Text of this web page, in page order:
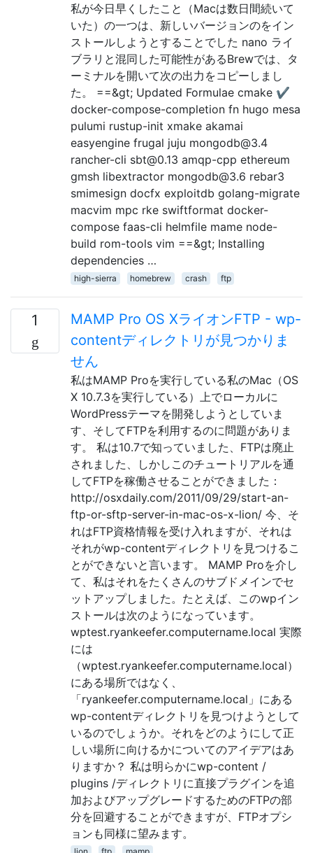
私が今日早くしたこと（Macは数日間続いて
いた）の一つは、新しいバージョンのをイン
ストールしようとすることでした nano ライ
ブラリと混同した可能性があるBrewでは、タ
ーミナルを開いて次の出力をコピーしまし
た。 ==&gt; Updated Formulae cmake ✔
docker-compose-completion fn hugo mesa
pulumi rustup-init xmake akamai
easyengine frugal juju mongodb@3.4
rancher-cli sbt@0.13 amqp-cpp ethereum
gmsh libextractor mongodb@3.6 rebar3
smimesign docfx exploitdb golang-migrate
macvim mpc rke swiftformat docker-
compose faas-cli helmfile mame node-
build rom-tools vim ==&gt; Installing
dependencies …
high-sierra homebrew crash ftp
1
MAMP Pro OS XライオンFTP - wp-
contentディレクトリが見つかりま
せん
私はMAMP Proを実行している私のMac（OS
X 10.7.3を実行している）上でローカルに
WordPressテーマを開発しようとしていま
す、そしてFTPを利用するのに問題がありま
す。 私は10.7で知っていました、FTPは廃止
されました、しかしこのチュートリアルを通
してFTPを稼働させることができました：
http://osxdaily.com/2011/09/29/start-an-
ftp-or-sftp-server-in-mac-os-x-lion/ 今、そ
れはFTP資格情報を受け入れますが、それは
それがwp-contentディレクトリを見つけるこ
とができないと言います。 MAMP Proを介し
て、私はそれをたくさんのサブドメインでセ
ットアップしました。たとえば、このwpイン
ストールは次のようになっています。
wptest.ryankeefer.computername.local 実際
には
（wptest.ryankeefer.computername.local）
にある場所ではなく、
「ryankeefer.computername.local」にある
wp-contentディレクトリを見つけようとして
いるのでしょうか。それをどのようにして正
しい場所に向けるかについてのアイデアはあ
りますか？ 私は明らかにwp-content /
plugins /ディレクトリに直接プラグインを追
加およびアップグレードするためのFTPの部
分を回避することができますが、FTPオプシ
ョンも同様に望みます。